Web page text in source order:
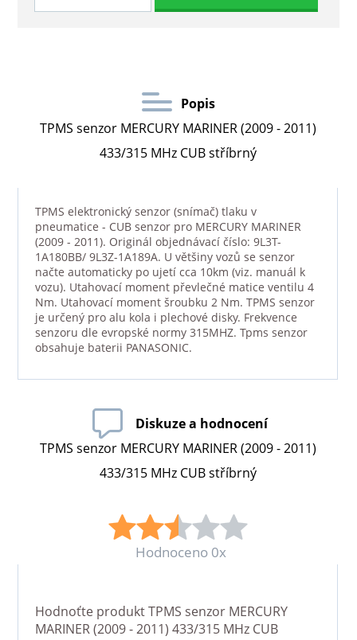
Popis
TPMS senzor MERCURY MARINER (2009 - 2011)
433/315 MHz CUB stříbrný
TPMS elektronický senzor (snímač) tlaku v
pneumatice - CUB senzor pro MERCURY MARINER
(2009 - 2011). Originál objednávací číslo: 9L3T-
1A180BB/ 9L3Z-1A189A. U většiny vozů se senzor
načte automaticky po ujetí cca 10km (viz. manuál k
vozu). Utahovací moment převlečné matice ventilu 4
Nm. Utahovací moment šroubku 2 Nm. TPMS senzor
je určený pro alu kola i plechové disky. Frekvence
senzoru dle evropské normy 315MHZ. Tpms senzor
obsahuje baterii PANASONIC.
Diskuze a hodnocení
TPMS senzor MERCURY MARINER (2009 - 2011)
433/315 MHz CUB stříbrný
Hodnoceno 0x
Hodnoťte produktTPMS senzor MERCURY
MARINER (2009 - 2011) 433/315 MHz CUB